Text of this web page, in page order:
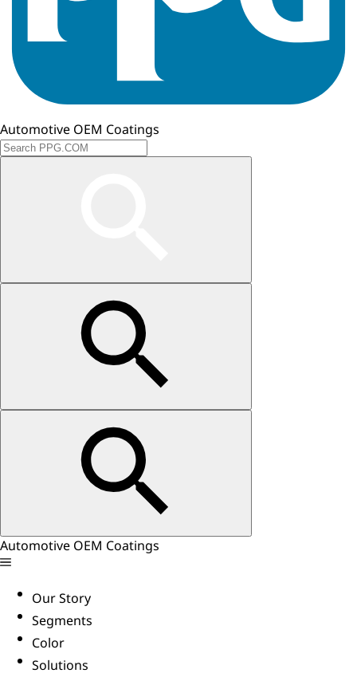
Automotive OEM Coatings
Automotive OEM Coatings
Our Story
Segments
Color
Solutions